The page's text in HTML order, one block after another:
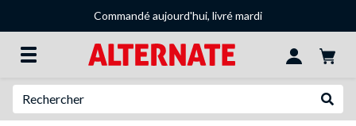
Commandé aujourd'hui, livré mardi